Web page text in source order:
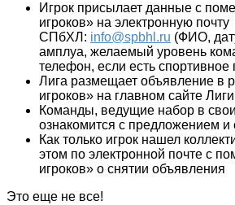
Игрок присылает данные с
игроков» на электронную почту
СПбХЛ: info@spbhl.ru (ФИО,
амплуа, желаемый уровень
телефон, если есть
Лига размещает объявление в
игроков» на главном сайте Лиги
Команды, ведущие набор в
ознакомится с предложением и
Как только игрок нашел
этом по электронной почте с
игроков» о снятии объявления
Это еще не все!